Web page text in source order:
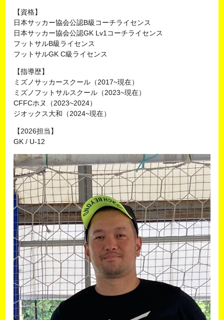
【資格】
日本サッカー協会公認B級コーチライセンス
日本サッカー協会公認GK Lv1コーチライセンス
フットサルB級ライセンス
フットサルGK C級ライセンス
【指導歴】
ミズノサッカースクール（2017~現在）
ミズノフットサルスクール（2023~現在）
CFFCホヌ（2023~2024）
ジオックス大和（2024~現在）
【2026担当】
GK / U-12